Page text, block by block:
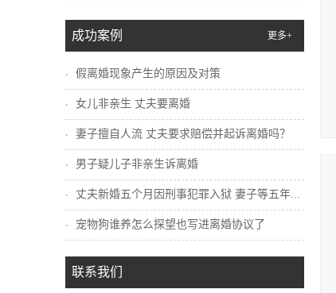
成功案例 更多+
假离婚现象产生的原因及对策
女儿非亲生 丈夫要离婚
妻子擅自人流 丈夫要求赔偿并起诉离婚吗？
男子疑儿子非亲生诉离婚
丈夫新婚五个月因刑事犯罪入狱 妻子等五年...
宠物狗谁养怎么探望也写进离婚协议了
联系我们